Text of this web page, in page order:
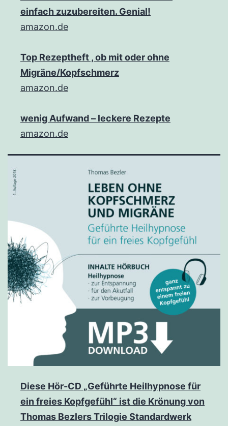
einfach zuzubereiten. Genial!
amazon.de
Top Rezeptheft , ob mit oder ohne
Migräne/Kopfschmerz
amazon.de
wenig Aufwand – leckere Rezepte
amazon.de
Diese Hör-CD „Geführte Heilhypnose für
ein freies Kopfgefühl“ ist die Krönung von
Thomas Bezlers Trilogie Standardwerk